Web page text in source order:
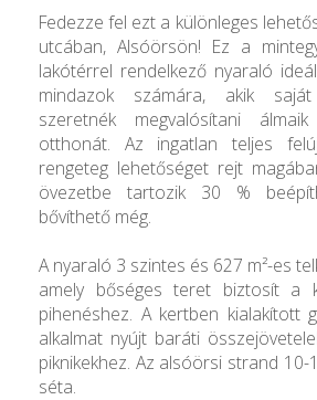
Fedezze fel ezt a különleges
utcában, Alsóörsön! Ez a
lakótérrel rendelkező nyaraló
mindazok számára, akik
szeretnék megvalósítani
otthonát. Az ingatlan teljes
rengeteg lehetőséget rejt
övezetbe tartozik 30 %
bővíthető még.
A nyaraló 3 szintes és 627 m²-es
amely bőséges teret biztosít a
pihenéshez. A kertben kialakított
alkalmat nyújt baráti
piknikekhez. Az alsóörsi strand 10-
séta.